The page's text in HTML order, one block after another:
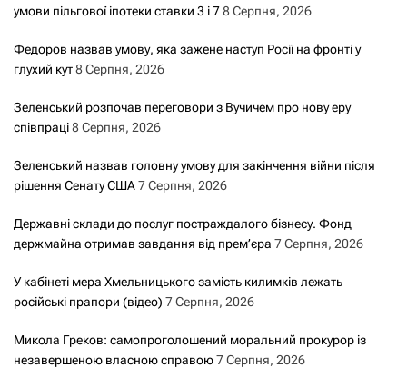
умови пільгової іпотеки ставки 3 і 78 Серпня, 2026
Федоров назвав умову, яка зажене наступ Росії на фронті у
глухий кут8 Серпня, 2026
Зеленський розпочав переговори з Вучичем про нову еру
співпраці8 Серпня, 2026
Зеленський назвав головну умову для закінчення війни після
рішення Сенату США7 Серпня, 2026
Державні склади до послуг постраждалого бізнесу. Фонд
держмайна отримав завдання від прем’єра 7 Серпня, 2026
У кабінеті мера Хмельницького замість килимків лежать
російські прапори (відео) 7 Серпня, 2026
Микола Греков: самопроголошений моральний прокурор із
незавершеною власною справою7 Серпня, 2026